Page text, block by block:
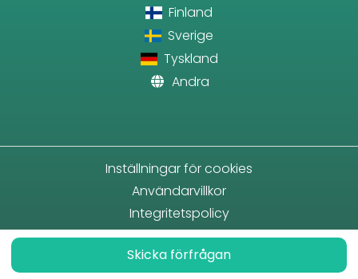
Skicka förfrågan
Finland
Sverige
Tyskland
Andra
Inställningar för cookies
Användarvillkor
Integritetspolicy